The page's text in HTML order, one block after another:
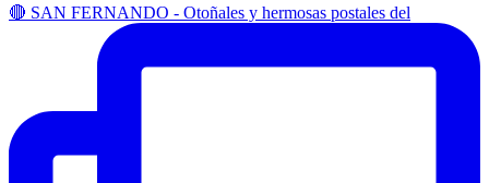
🔴 SAN FERNANDO - Otoñales y hermosas postales del